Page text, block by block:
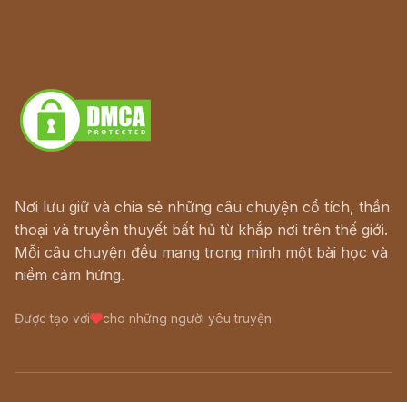
Nơi lưu giữ và chia sẻ những câu chuyện cổ tích, thần
thoại và truyền thuyết bất hủ từ khắp nơi trên thế giới.
Mỗi câu chuyện đều mang trong mình một bài học và
niềm cảm hứng.
Được tạo với cho những người yêu truyện